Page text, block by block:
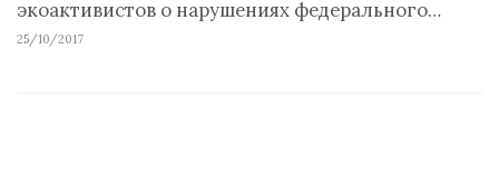
экоактивистов о нарушениях федерального…
25/10/2017